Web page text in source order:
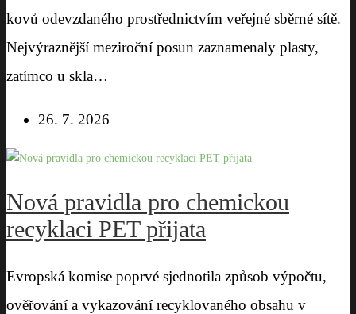
kovů odevzdaného prostřednictvím veřejné sběrné sítě.
Nejvýraznější meziroční posun zaznamenaly plasty,
zatímco u skla…
26. 7. 2026
Nová pravidla pro chemickou
recyklaci PET přijata
Evropská komise poprvé sjednotila způsob výpočtu,
ověřování a vykazování recyklovaného obsahu v